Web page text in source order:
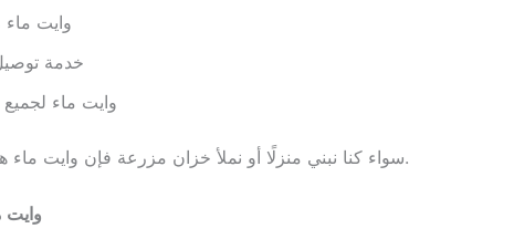
وايت ماء
خدمة
وايت ماء لجميع
سواء كنا نبني منزلًا أو نملأ خزان مزرعة فإن وايت ماء هو الخيار الأفضل.
وايت